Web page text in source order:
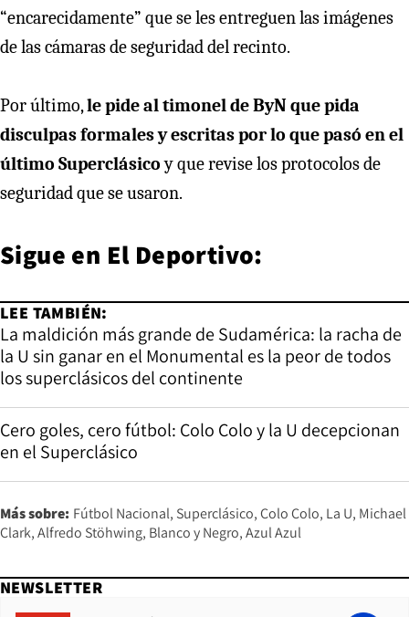
“encarecidamente” que se les entreguen las imágenes
de las cámaras de seguridad del recinto.
Por último,le pide al timonel de ByN que pida
disculpas formales y escritas por lo que pasó en el
último Superclásicoy que revise los protocolos de
seguridad que se usaron.
Sigue en El Deportivo:
LEE TAMBIÉN:
La maldición más grande de Sudamérica: la racha de
la U sin ganar en el Monumental es la peor de todos
los superclásicos del continente
Cero goles, cero fútbol: Colo Colo y la U decepcionan
en el Superclásico
Más sobre: Fútbol Nacional Superclásico Colo Colo La U Michael
Clark Alfredo Stöhwing Blanco y Negro Azul Azul
NEWSLETTER